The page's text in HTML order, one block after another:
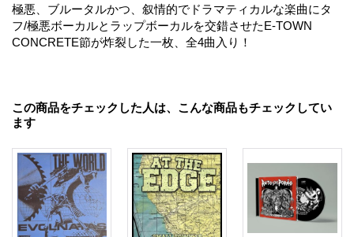
極悪、ブルータルかつ、叙情的でドラマティカルな楽曲にタ
フ/極悪ボーカルとラップボーカルを交錯させたE-TOWN
CONCRETE節が炸裂した一枚、全4曲入り！
この商品をチェックした人は、こんな商品もチェックしてい
ます